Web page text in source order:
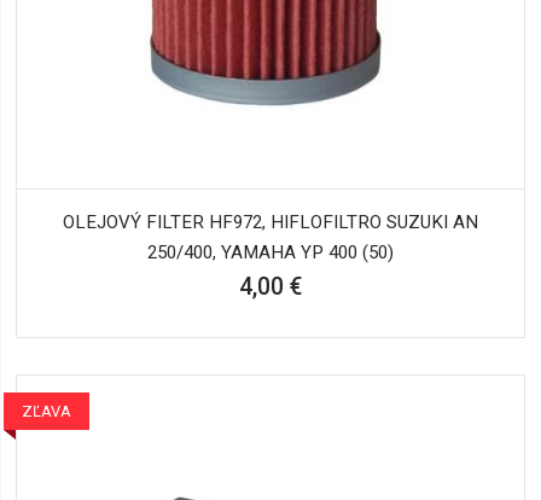
OLEJOVÝ FILTER HF972, HIFLOFILTRO SUZUKI AN
250/400, YAMAHA YP 400 (50)
4,00 €
ZĽAVA